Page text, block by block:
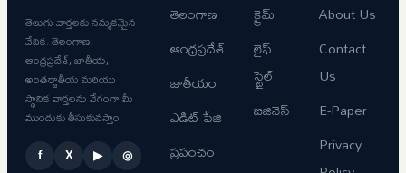
తెలుగు వార్తలకు నమ్మకమైన
వేదిక. తెలంగాణ,
ఆంధ్రప్రదేశ్, జాతీయ,
అంతర్జాతీయ మరియు
స్థానిక వార్తలను వేగంగా మీ
ముందుకు తీసుకువస్తాం.
f X ▶ ◎
తెలంగాణ
ఆంధ్రప్రదేశ్
జాతీయం
ఎడిట్ పేజి
ప్రపంచం
క్రైమ్
లైఫ్
స్టైల్
బిజినెస్
About Us
Contact
Us
E-Paper
Privacy